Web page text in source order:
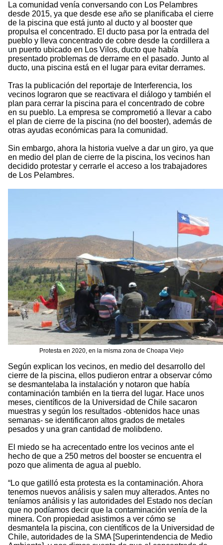
La comunidad venía conversando con Los Pelambres
desde 2015, ya que desde ese año se planificaba el cierre
de la piscina que está junto al ducto y al booster que
propulsa el concentrado. El ducto pasa por la entrada del
pueblo y lleva concentrado de cobre desde la cordillera a
un puerto ubicado en Los Vilos, ducto que había
presentado problemas de derrame en el pasado. Junto al
ducto, una piscina está en el lugar para evitar derrames.
Tras la publicación del reportaje de Interferencia, los
vecinos lograron que se reactivara el diálogo y también el
plan para cerrar la piscina para el concentrado de cobre
en su pueblo. La empresa se comprometió a llevar a cabo
el plan de cierre de la piscina (no del booster), además de
otras ayudas económicas para la comunidad.
Sin embargo, ahora la historia vuelve a dar un giro, ya que
en medio del plan de cierre de la piscina, los vecinos han
decidido protestar y cerrarle el acceso a los trabajadores
de Los Pelambres.
Protesta en 2020, en la misma zona de Choapa Viejo
Según explican los vecinos, en medio del desarrollo del
cierre de la piscina, ellos pudieron entrar a observar cómo
se desmantelaba la instalación y notaron que había
contaminación también en la tierra del lugar. Hace unos
meses, científicos de la Universidad de Chile sacaron
muestras y según los resultados -obtenidos hace unas
semanas- se identificaron altos grados de metales
pesados y una gran cantidad de molibdeno.
El miedo se ha acrecentado entre los vecinos ante el
hecho de que a 250 metros del booster se encuentra el
pozo que alimenta de agua al pueblo.
“Lo que gatilló esta protesta es la contaminación. Ahora
tenemos nuevos análisis y salen muy alterados. Antes no
teníamos análisis y las autoridades del Estado nos decían
que no podíamos decir que la contaminación venía de la
minera. Con propiedad asistimos a ver cómo se
desmantela la piscina, con científicos de la Universidad de
Chile, autoridades de la SMA [Superintendencia de Medio